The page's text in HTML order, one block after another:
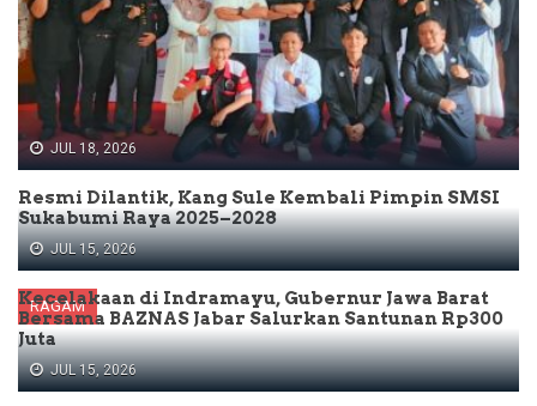
JUL 18, 2026
Resmi Dilantik, Kang Sule Kembali Pimpin SMSI
Sukabumi Raya 2025–2028
RAGAM
JUL 15, 2026
Kecelakaan di Indramayu, Gubernur Jawa Barat
Bersama BAZNAS Jabar Salurkan Santunan Rp300
Juta
JUL 15, 2026